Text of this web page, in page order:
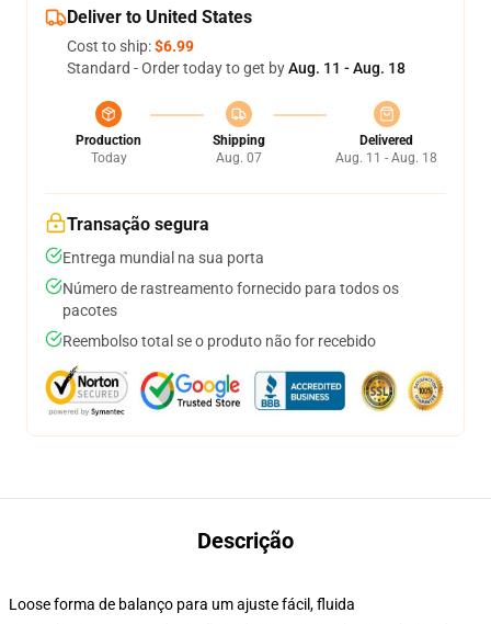
Deliver to United States
Cost to ship:$6.99
Standard - Order today to get byAug. 11 - Aug. 18
Production
Today
Shipping
Aug. 07
Delivered
Aug. 11 - Aug. 18
Transação segura
Entrega mundial na sua porta
Número de rastreamento fornecido para todos os
pacotes
Reembolso total se o produto não for recebido
Descrição
Loose forma de balanço para um ajuste fácil, fluida